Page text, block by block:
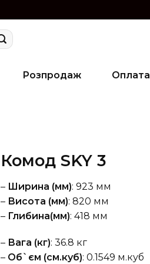
Розпродаж Оплата
Комод SKY 3
– Ширина (мм): 923 мм
– Висота (мм): 820 мм
– Глибина(мм): 418 мм
– Вага (кг): 36.8 кг
– Об`єм (см.куб): 0.1549 м.куб